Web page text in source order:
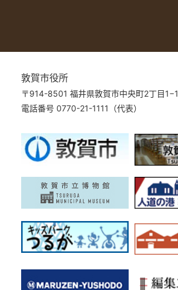
敦賀市役所
〒914-8501 福井県敦賀市中央町2丁目1−1
電話番号 0770-21-1111（代表）